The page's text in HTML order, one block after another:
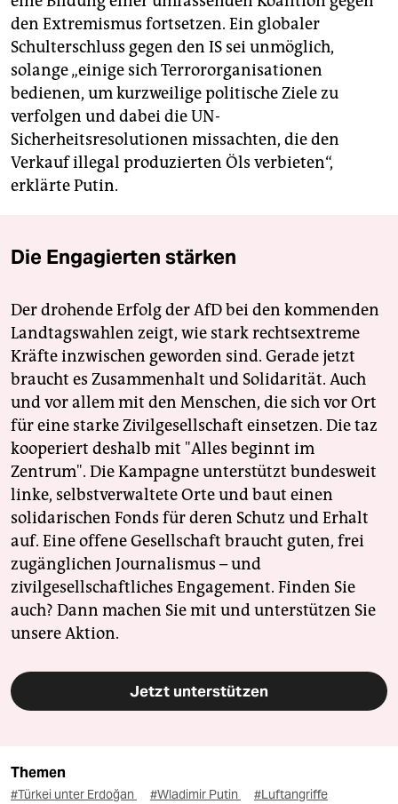
den Extremismus fortsetzen. Ein globaler
Schulterschluss gegen den IS sei unmöglich,
solange „einige sich Terrororganisationen
bedienen, um kurzweilige politische Ziele zu
verfolgen und dabei die UN-
Sicherheitsresolutionen missachten, die den
Verkauf illegal produzierten Öls verbieten“,
erklärte Putin.
Die Engagierten stärken
Der drohende Erfolg der AfD bei den kommenden
Landtagswahlen zeigt, wie stark rechtsextreme
Kräfte inzwischen geworden sind. Gerade jetzt
braucht es Zusammenhalt und Solidarität. Auch
und vor allem mit den Menschen, die sich vor Ort
für eine starke Zivilgesellschaft einsetzen. Die taz
kooperiert deshalb mit "Alles beginnt im
Zentrum". Die Kampagne unterstützt bundesweit
linke, selbstverwaltete Orte und baut einen
solidarischen Fonds für deren Schutz und Erhalt
auf. Eine offene Gesellschaft braucht guten, frei
zugänglichen Journalismus – und
zivilgesellschaftliches Engagement. Finden Sie
auch? Dann machen Sie mit und unterstützen Sie
unsere Aktion.
Jetzt unterstützen
Themen
#Türkei unter Erdoğan #Wladimir Putin #Luftangriffe